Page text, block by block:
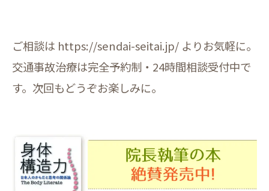
ご相談は https://sendai-seitai.jp/ よりお気軽に。
交通事故治療は完全予約制・24時間相談受付中で
す。次回もどうぞお楽しみに。